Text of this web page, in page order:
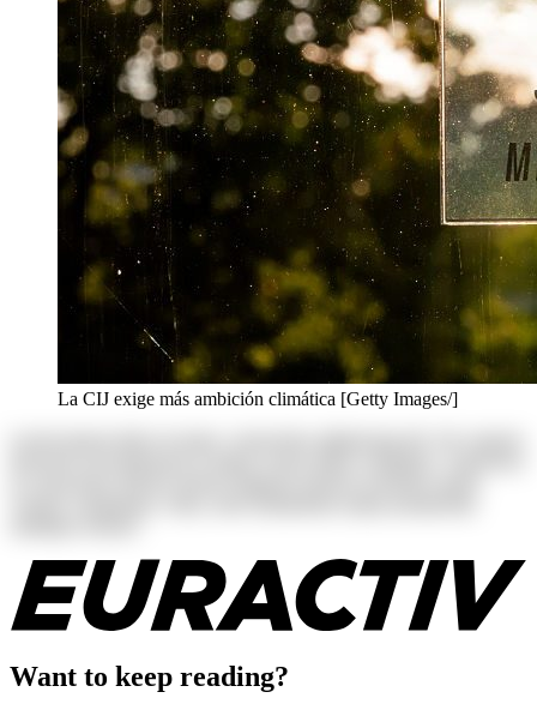
La CIJ exige más ambición climática [Getty Images/]
Want to keep reading?